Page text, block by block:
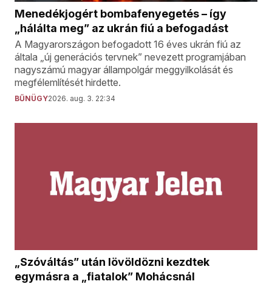
Menedékjogért bombafenyegetés – így
„hálálta meg” az ukrán fiú a befogadást
A Magyarországon befogadott 16 éves ukrán fiú az
általa „új generációs tervnek” nevezett programjában
nagyszámú magyar állampolgár meggyilkolását és
megfélemlítését hirdette.
BŰNÜGY2026. aug. 3. 22:34
„Szóváltás” után lövöldözni kezdtek
egymásra a „fiatalok” Mohácsnál